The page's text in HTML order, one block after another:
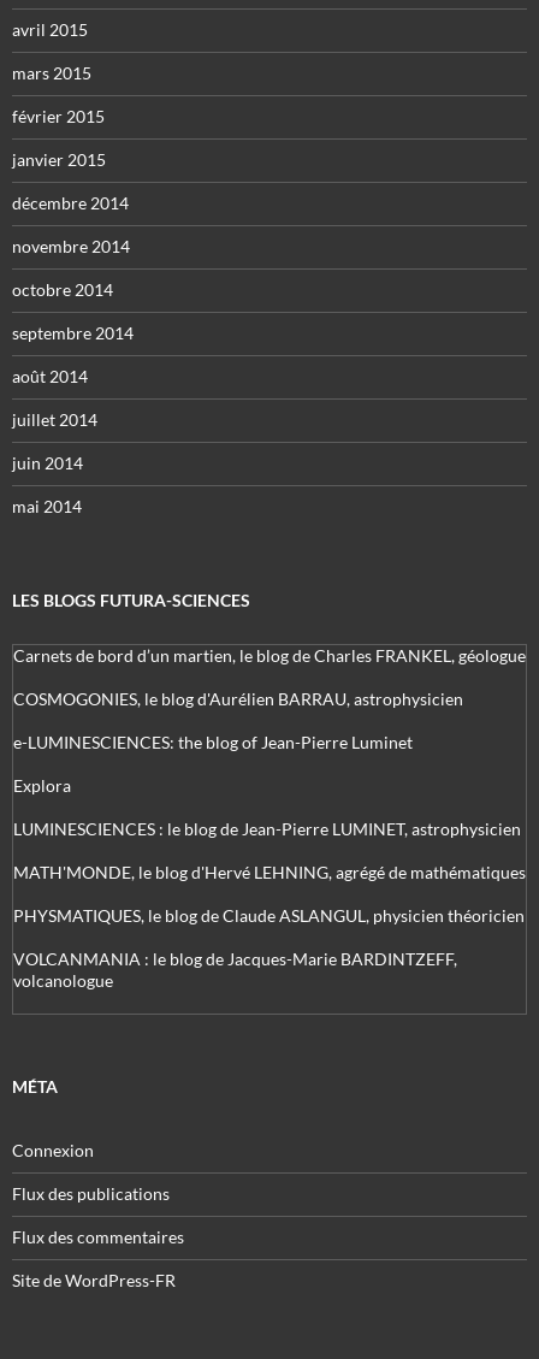
avril 2015
mars 2015
février 2015
janvier 2015
décembre 2014
novembre 2014
octobre 2014
septembre 2014
août 2014
juillet 2014
juin 2014
mai 2014
LES BLOGS FUTURA-SCIENCES
Carnets de bord d’un martien, le blog de Charles FRANKEL, géologue
COSMOGONIES, le blog d'Aurélien BARRAU, astrophysicien
e-LUMINESCIENCES: the blog of Jean-Pierre Luminet
Explora
LUMINESCIENCES : le blog de Jean-Pierre LUMINET, astrophysicien
MATH'MONDE, le blog d'Hervé LEHNING, agrégé de mathématiques
PHYSMATIQUES, le blog de Claude ASLANGUL, physicien théoricien
VOLCANMANIA : le blog de Jacques-Marie BARDINTZEFF,
volcanologue
MÉTA
Connexion
Flux des publications
Flux des commentaires
Site de WordPress-FR